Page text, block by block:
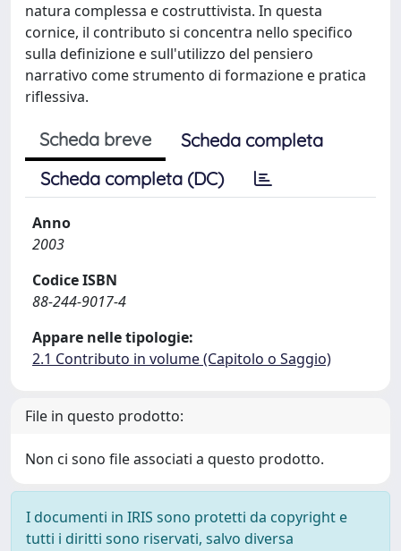
natura complessa e costruttivista. In questa
cornice, il contributo si concentra nello specifico
sulla definizione e sull'utilizzo del pensiero
narrativo come strumento di formazione e pratica
riflessiva.
Scheda breve
Scheda completa
Scheda completa (DC)
Anno
2003
Codice ISBN
88-244-9017-4
Appare nelle tipologie:
2.1 Contributo in volume (Capitolo o Saggio)
File in questo prodotto:
Non ci sono file associati a questo prodotto.
I documenti in IRIS sono protetti da copyright e
tutti i diritti sono riservati, salvo diversa